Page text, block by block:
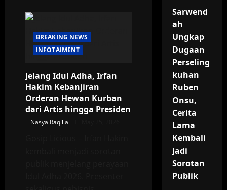
Pilih
Jauh
dari
Media
Sosial:
Salah
dan
Memicu
Kontroversi
BREAKING NEWS
INFOTAIMENT
Jelang Idul Adha, Irfan
Hakim Kebanjiran
Orderan Hewan Kurban
dari Artis hingga Presiden
Nasya Raqilla
Sarwend
ah
Ungkap
Dugaan
Perseling
kuhan
Ruben
Onsu,
Cerita
Lama
Kembali
Jadi
Sorotan
Publik